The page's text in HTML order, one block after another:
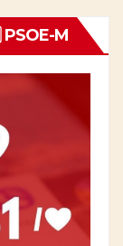
PSOE-M